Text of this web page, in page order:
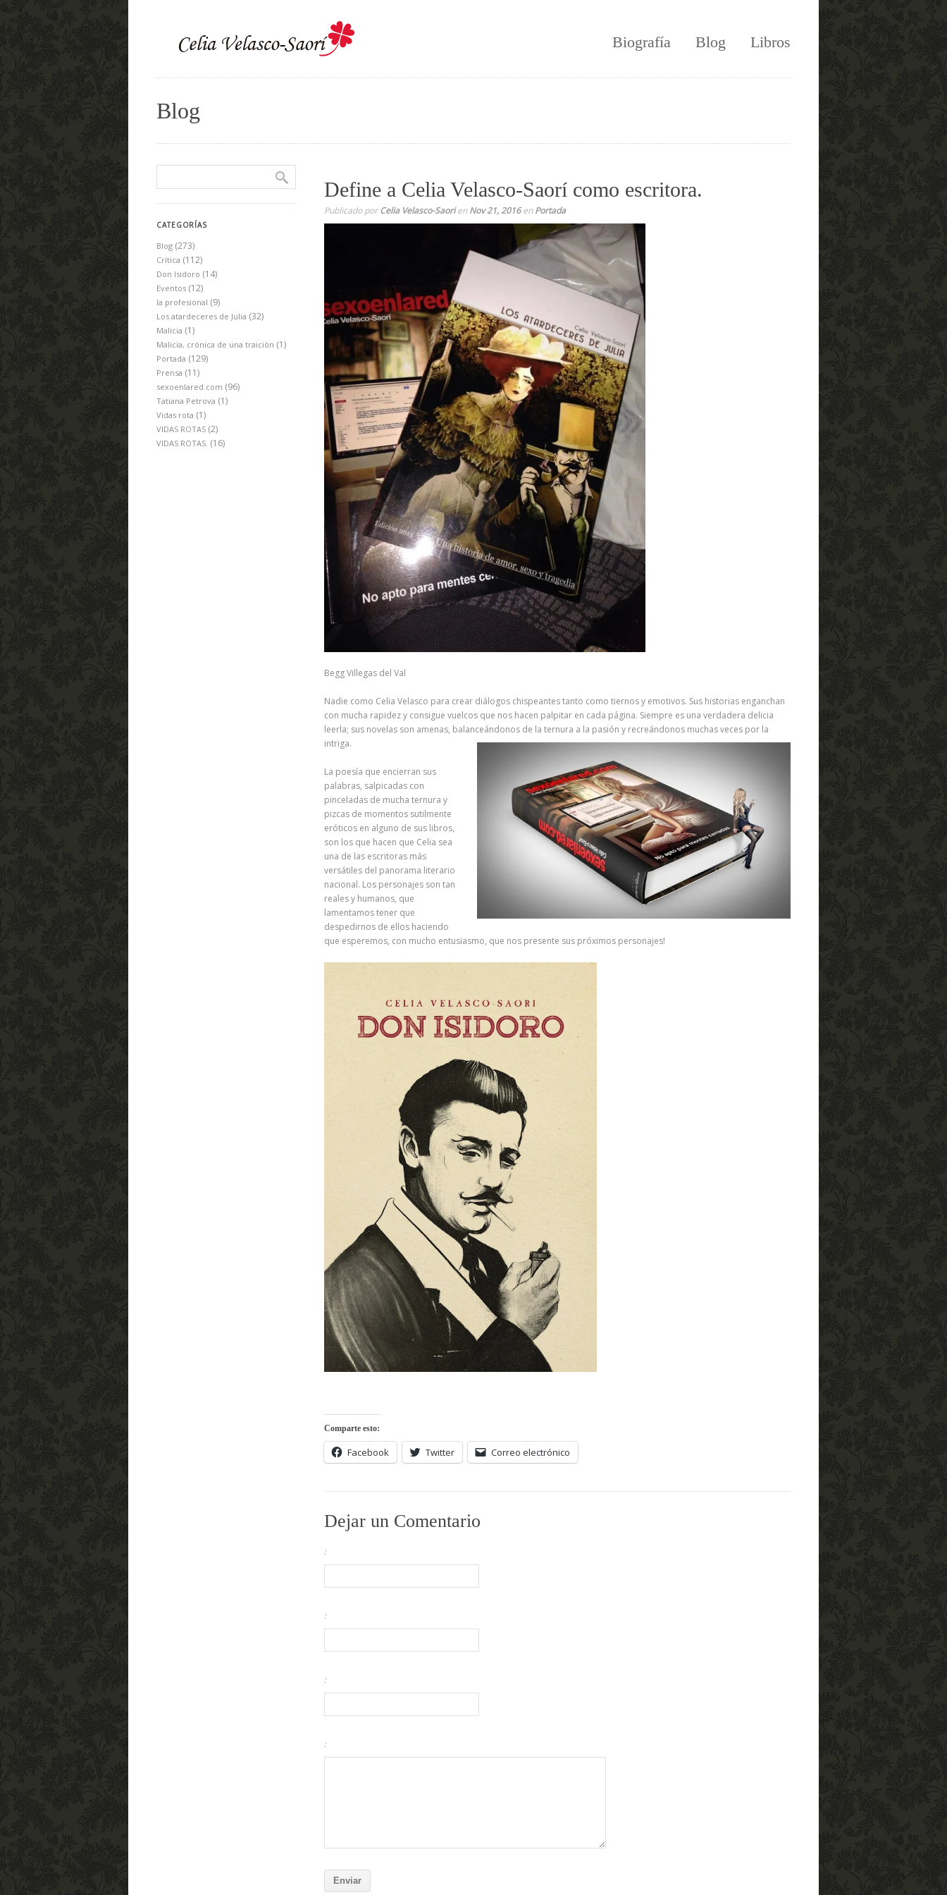
Biografía Blog Libros
Blog
Define a Celia Velasco-Saorí como escritora.
Publicado porCelia Velasco-SaorienNov 21, 2016enPortada
Begg Villegas del Val
Nadie como Celia Velasco para crear diálogos chispeantes tanto como tiernos y emotivos. Sus historias enganchan
con mucha rapidez y consigue vuelcos que nos hacen palpitar en cada página. Siempre es una verdadera delicia
leerla; sus novelas son amenas, balanceándonos de la ternura a la pasión y recreándonos muchas veces por la
intriga.
La poesía que encierran sus
palabras, salpicadas con
pinceladas de mucha ternura y
pizcas de momentos sutilmente
eróticos en alguno de sus libros,
son los que hacen que Celia sea
una de las escritoras más
versátiles del panorama literario
nacional. Los personajes son tan
reales y humanos, que
lamentamos tener que
despedirnos de ellos haciendo
que esperemos, con mucho entusiasmo, que nos presente sus próximos personajes!
Comparte esto:
Facebook Twitter Correo electrónico
Dejar un Comentario
:
:
:
:
CATEGORÍAS
Blog (273)
Crítica (112)
Don Isidoro (14)
Eventos (12)
la profesional (9)
Los atardeceres de Julia (32)
Malicia (1)
Malicia, crónica de una traición (1)
Portada (129)
Prensa (11)
sexoenlared.com (96)
Tatiana Petrova (1)
Vidas rota (1)
VIDAS ROTAS (2)
VIDAS ROTAS. (16)